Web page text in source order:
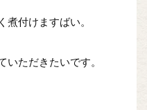
付けますばい。
いただきたいです。